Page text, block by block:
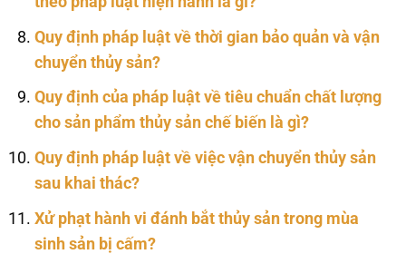
Quy định pháp luật về thời gian bảo quản và vận
chuyển thủy sản?
Quy định của pháp luật về tiêu chuẩn chất lượng
cho sản phẩm thủy sản chế biến là gì?
Quy định pháp luật về việc vận chuyển thủy sản
sau khai thác?
Xử phạt hành vi đánh bắt thủy sản trong mùa
sinh sản bị cấm?